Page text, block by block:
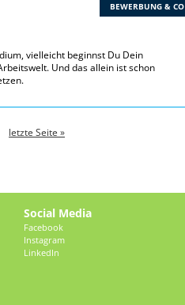
BEWERBUNG & CO
vielleicht beginnst Du Dein
Und das allein ist schon
letzte Seite »
Social Media
Facebook
Instagram
LinkedIn